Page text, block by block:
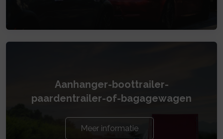
Aanhanger-boottrailer-
paardentrailer-of-bagagewagen
Meer informatie